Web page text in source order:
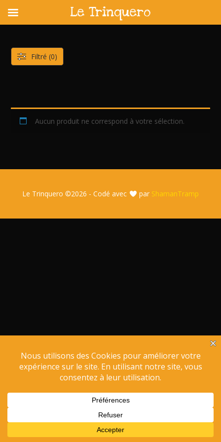
content
Aucun produit ne correspond à votre sélection.
Filtré (0)
Le Trinquero ©2026 - Codé avec par ShamanTramp
Le Trinquero